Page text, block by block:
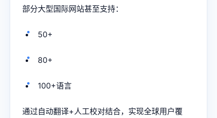
部分大型国际网站甚至支持：
50+
80+
100+语言
通过自动翻译+人工校对结合，实现全球用户覆